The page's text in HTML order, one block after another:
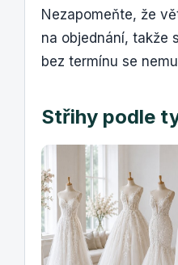
Nezapomeňte, že
na objednání, takže
bez termínu se
Střihy podle